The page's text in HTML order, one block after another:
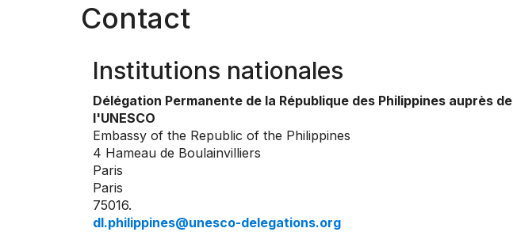
Contact
Institutions nationales
Délégation Permanente de la République des Philippines auprès de
l'UNESCO
Embassy of the Republic of the Philippines
4 Hameau de Boulainvilliers
Paris
Paris
75016.
dl.philippines@unesco-delegations.org